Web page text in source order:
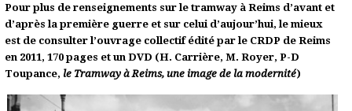
Pour plus de renseignements sur le tramway à Reims d’avant et
d’après la première guerre et sur celui d’aujour’hui, le mieux
est de consulter l’ouvrage collectif édité par le CRDP de Reims
en 2011, 170 pages et un DVD (H. Carrière, M. Royer, P-D
Toupance, le Tramway à Reims, une image de la modernité)